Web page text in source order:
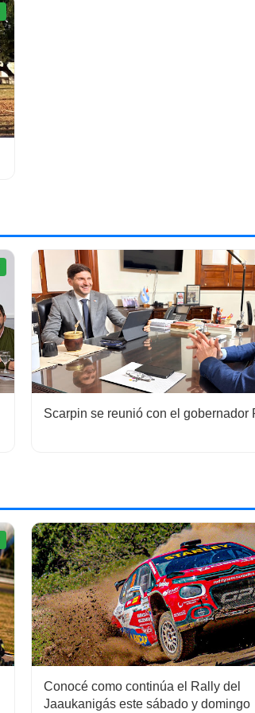
Scarpin se reunió con el gobernador
Conocé como continúa el Rally del
Jaaukanigás este sábado y domingo